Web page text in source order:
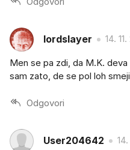
lordslayer 14.
Men se pa zdi, da M.K.
sam zato, de se pol loh
Odgovori
User204642